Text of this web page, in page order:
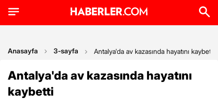
Anasayfa 3-sayfa Antalya'da av kazasında hayatını kaybetti
Antalya'da av kazasında hayatını
kaybetti